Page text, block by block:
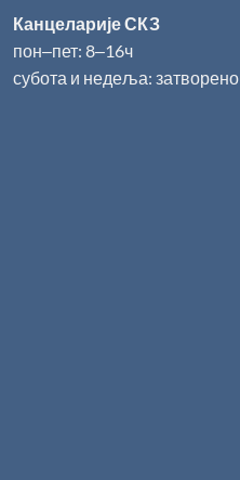
Канцеларије СКЗ
пон‒пет: 8‒16ч
субота и недеља: затворено